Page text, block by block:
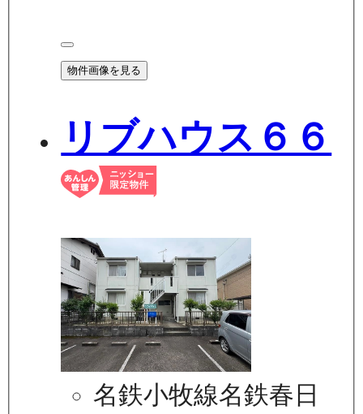
物件画像を見る
リブハウス６６
名鉄小牧線名鉄春日